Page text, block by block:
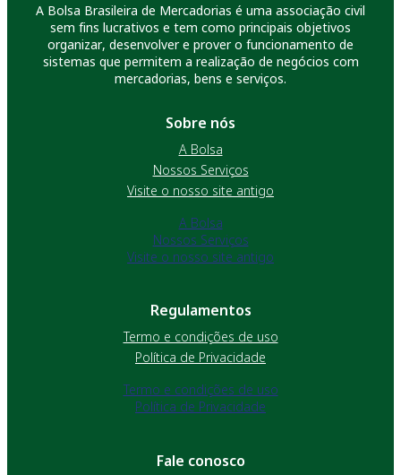
A Bolsa Brasileira de Mercadorias é uma associação civil
sem fins lucrativos e tem como principais objetivos
organizar, desenvolver e prover o funcionamento de
sistemas que permitem a realização de negócios com
mercadorias, bens e serviços.
Sobre nós
A Bolsa
Nossos Serviços
Visite o nosso site antigo
A Bolsa
Nossos Serviços
Visite o nosso site antigo
Regulamentos
Termo e condições de uso
Política de Privacidade
Termo e condições de uso
Política de Privacidade
Fale conosco